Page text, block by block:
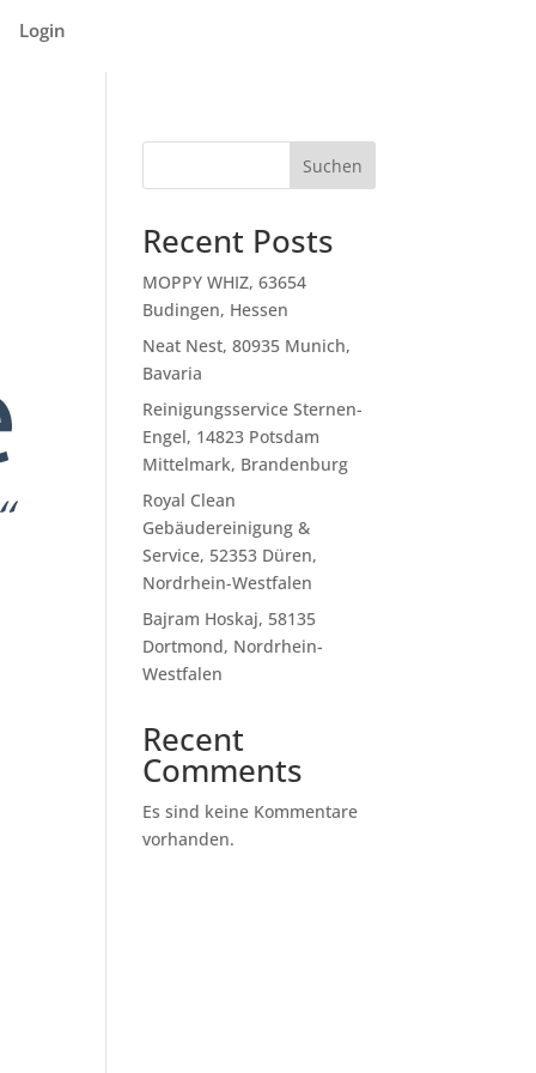
Login
Suchen
Recent Posts
MOPPY WHIZ, 63654
Budingen, Hessen
Neat Nest, 80935 Munich,
Bavaria
Reinigungsservice Sternen-
Engel, 14823 Potsdam
Mittelmark, Brandenburg
Royal Clean
Gebäudereinigung &
Service, 52353 Düren,
Nordrhein-Westfalen
Bajram Hoskaj, 58135
Dortmond, Nordrhein-
Westfalen
Recent
Comments
Es sind keine Kommentare
vorhanden.